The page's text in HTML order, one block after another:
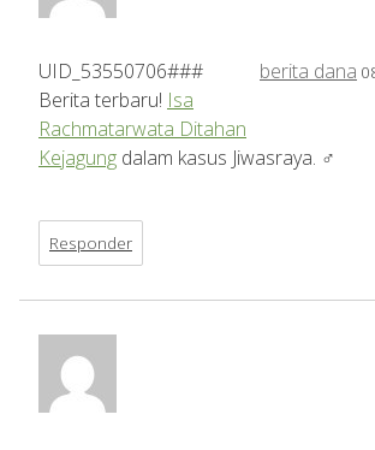
berita dana
UID_53550706###
Berita terbaru! Isa
Rachmatarwata Ditahan
Kejagung dalam kasus Jiwasraya. ‍♂️
Responder